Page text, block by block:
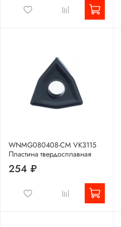
WNMG080408-CM VK3115
Пластина твердосплавная
254 ₽